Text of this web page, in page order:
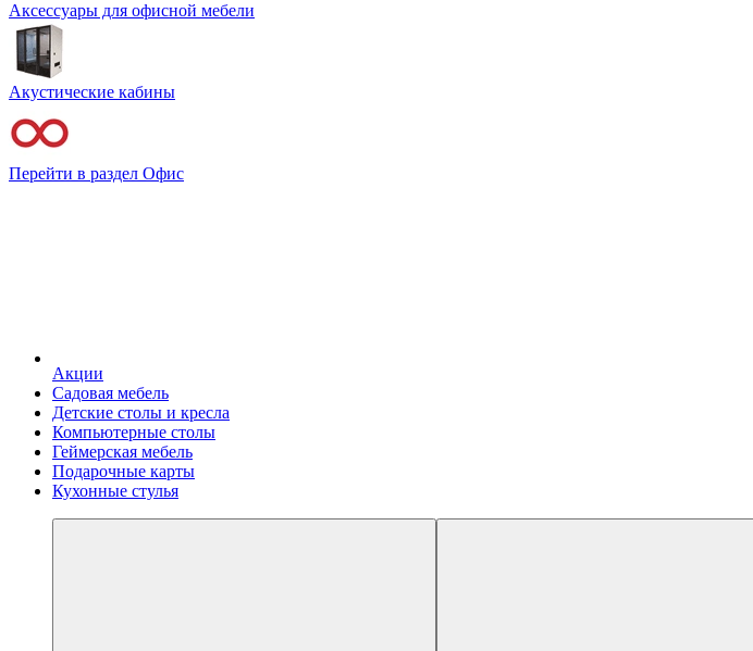
Аксессуары для офисной мебели
Акустические кабины
Перейти в раздел Офис
Акции
Садовая мебель
Детские столы и кресла
Компьютерные столы
Геймерская мебель
Подарочные карты
Кухонные стулья